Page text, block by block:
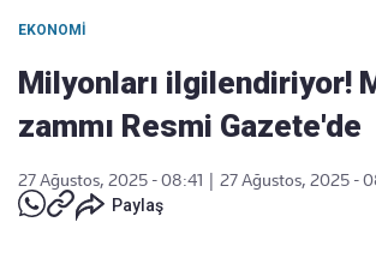
EKONOMI
Milyonları ilgilendiriyor!
zammı Resmi Gazete'de
27 Ağustos, 2025 - 08:41
27 Ağustos, 2025 -
Paylaş